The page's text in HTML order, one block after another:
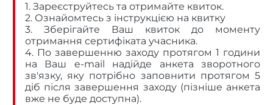
1. Зареєструйтесь та отримайте квиток.
2. Ознайомтесь з інструкцією на квитку
3. Зберігайте Ваш квиток до моменту
отримання сертифіката учасника.
4. По завершенню заходу протягом 1 години
на Ваш e-mail надійде анкета зворотного
зв'язку, яку потрібно заповнити протягом 5
діб після завершення заходу (пізніше анкета
вже не буде доступна).